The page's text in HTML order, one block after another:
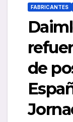
FABRICANTES
de